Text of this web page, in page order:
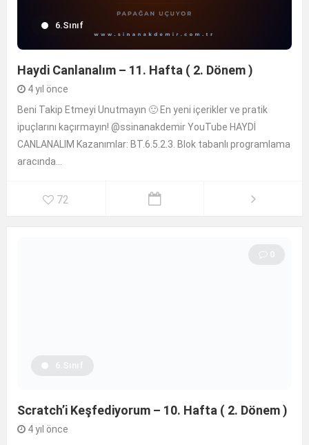
6.Sınıf
Haydi Canlanalım – 11. Hafta ( 2. Dönem )
4 yıl önce
Beni Takip Etmeyi Unutmayın 🙂 En yeni içerikler ve pratik
ipuçlarını kaçırmayın! @ssinanakdemir YouTube HAYDİ
CANLANALIM Kazanımlar: BT.6.5.2.3. Blok tabanlı programlama
aracında...
72
0
6.Sınıf
Scratch’i Keşfediyorum – 10. Hafta ( 2. Dönem )
4 yıl önce